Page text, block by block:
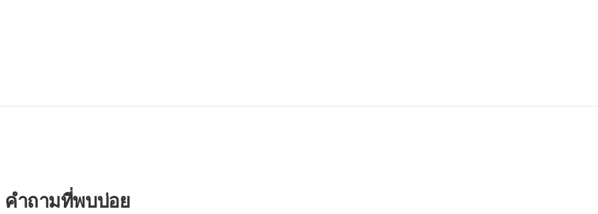
คำถามที่พบบ่อย